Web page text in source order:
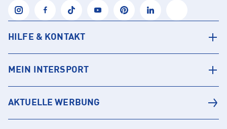
HILFE & KONTAKT
MEIN INTERSPORT
AKTUELLE WERBUNG